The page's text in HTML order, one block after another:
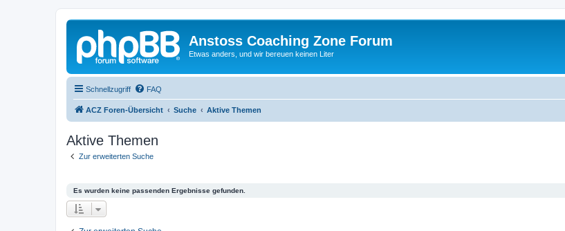
Anstoss Coaching Zone Forum
Etwas anders, und wir bereuen keinen Liter
Schnellzugriff FAQ
ACZ Foren-Übersicht Suche Aktive Themen
Aktive Themen
Zur erweiterten Suche
Es wurden keine passenden Ergebnisse gefunden.